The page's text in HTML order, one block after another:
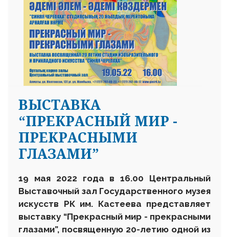
ВЫСТАВКА
“ПРЕКРАСНЫЙ МИР -
ПРЕКРАСНЫМИ
ГЛАЗАМИ”
19 мая 2022 года в 16.00 Центральный
Выставочный зал Государственного музея
искусств РК им. Кастеева представляет
выставку “Прекрасный мир - прекрасными
глазами”, посвященную 20-летию одной из